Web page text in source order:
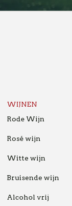
WIJNEN
Rode Wijn
Rosé wijn
Witte wijn
Bruisende wijn
Alcohol vrij